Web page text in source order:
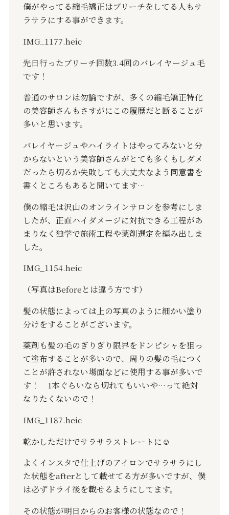
僕がやってる縮毛矯正はブリーチをしてる人もサ
ラサラにする事ができます。
IMG_1177.heic
先日行ったブリーチ回数3.4回のバレイヤージュ毛
です！
普通のサロンは勿論ですが、多くの縮毛矯正特化
の美容師さんもさすがにこの履歴だと断ることが
多いと思います。
バレイヤージュやハイライトはやってみないと分
からないという美容師さんがとても多くもしダメ
だったら切るか失敗しても大丈夫なよう同意書を
書くところもあると聞いてます…
僕の縮毛は沢山のオンラインサロンを参考にしま
したが、正直ハイダメージに対抗できる工程があ
まりなく独学で施術工程や薬剤選定を編み出しま
した。
IMG_1154.heic
（写真はBeforeとは違う方です）
髪の状態によっては上の写真のように細かい塗り
分けをすることがございます。
薬剤も髪の毛のぎりぎり限界をドンピシャを狙っ
て塗布することが多いので、周りの髪の毛につく
ことが許されない場面などに使用する事が多いで
す！ 1本ぐらいなら切れてもいいや… って絶対
なりたくないので！
IMG_1187.heic
乾かしただけでサラサラストレートに ☺️
よくインスタで仕上げのアイロンでサラサラにし
た状態をafterとして載せてる方が多いですが、僕
は必ずドライ後を載せるようにしてます。
その状態が明日からのお客様の状態なので！